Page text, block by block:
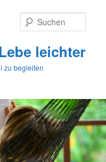
leichter
zu begleiten